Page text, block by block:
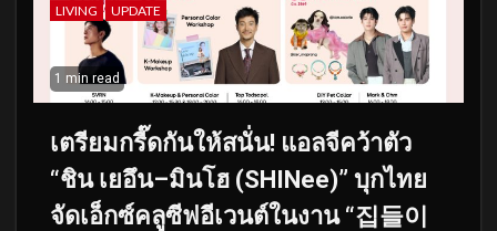
LIVING UPDATE
1 min read
เตรียมกรี๊ดกันให้สนั่น! แอลจีคว้าตัว
“ชิน เยอึน–มินโฮ (SHINee)” บุกไทย
จัดเอ็กซ์คลูซีฟอีเวนต์ในงาน “집들이